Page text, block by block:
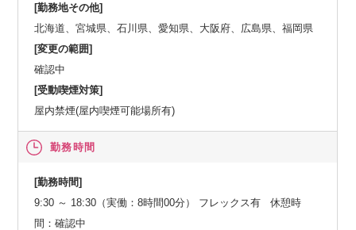
[勤務地その他]
北海道、宮城県、石川県、愛知県、大阪府、広島県、福岡県
[変更の範囲]
確認中
[受動喫煙対策]
屋内禁煙(屋内喫煙可能場所有)
勤務時間
[勤務時間]
9:30 ～ 18:30（実働：8時間00分） フレックス有 休憩時
間：確認中